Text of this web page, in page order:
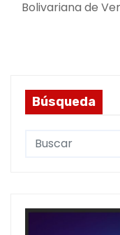
Bolivariana de
Búsqueda
c